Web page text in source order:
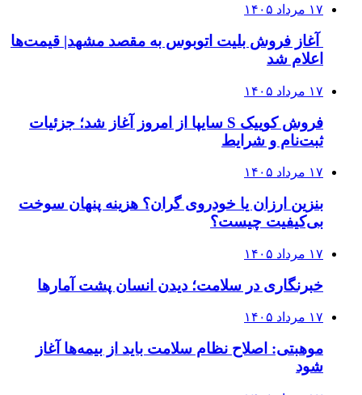
۱۷ مرداد ۱۴۰۵
آغاز فروش بلیت اتوبوس به مقصد مشهد| قیمت‌ها
اعلام شد
۱۷ مرداد ۱۴۰۵
فروش کوییک S سایپا از امروز آغاز شد؛ جزئیات
ثبت‌نام و شرایط
۱۷ مرداد ۱۴۰۵
بنزین ارزان یا خودروی گران؟ هزینه پنهان سوخت
بی‌کیفیت چیست؟
۱۷ مرداد ۱۴۰۵
خبرنگاری در سلامت؛ دیدن انسان پشت آمارها
۱۷ مرداد ۱۴۰۵
موهبتی: اصلاح نظام سلامت باید از بیمه‌ها آغاز
شود